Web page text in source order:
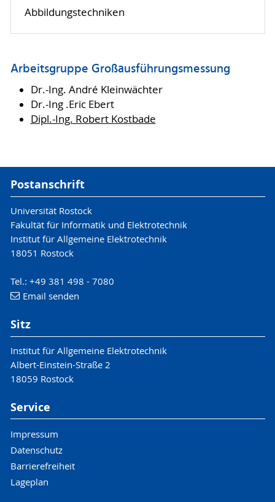
Abbildungstechniken
Arbeitsgruppe Großausführungsmessung
Dr.-Ing. André Kleinwächter
Dr.-Ing .Eric Ebert
Dipl.-Ing. Robert Kostbade
Postanschrift
Universität Rostock
Fakultät für Informatik und Elektrotechnik
Institut für Allgemeine Elektrotechnik
18051 Rostock
Tel.: +49 381 498 - 7080
Email senden
Sitz
Institut für Allgemeine Elektrotechnik
Albert-Einstein-Straße 2
18059 Rostock
Service
Impressum
Datenschutz
Barrierefreiheit
Lageplan